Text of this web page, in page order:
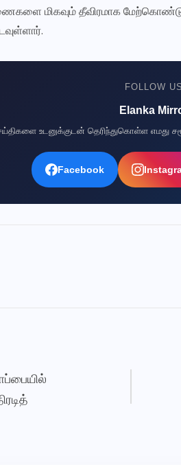
மிகவும் தீவிரமாக
FOLLOW US
Elanka
உடனுக்குடன் தெரிந்துகொள்ள
Facebook